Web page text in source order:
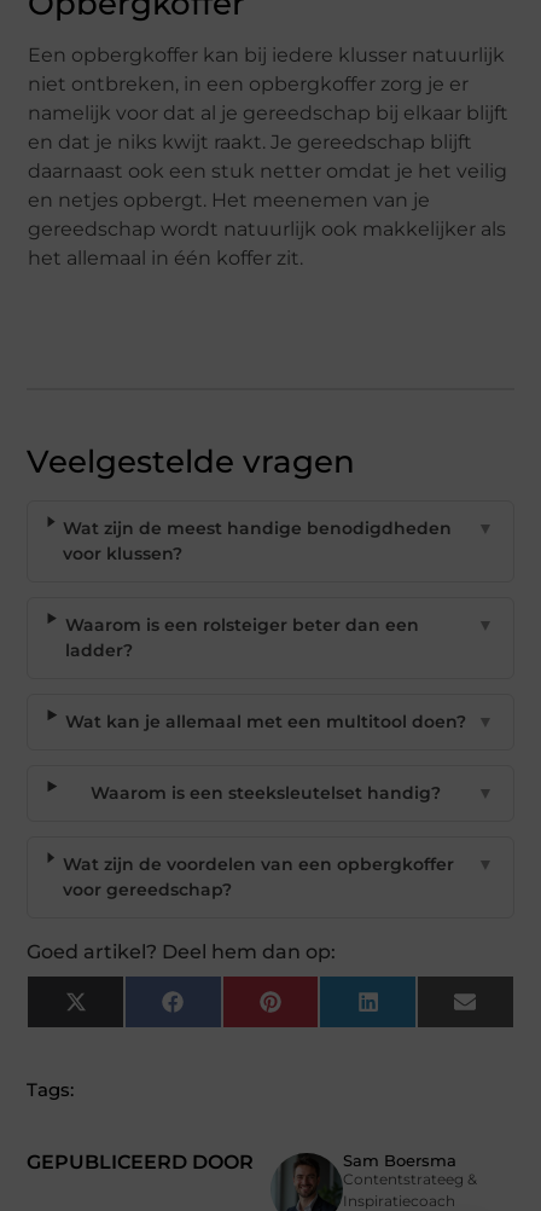
Een opbergkoffer kan bij iedere klusser natuurlijk
niet ontbreken, in een opbergkoffer zorg je er
namelijk voor dat al je gereedschap bij elkaar blijft
en dat je niks kwijt raakt. Je gereedschap blijft
daarnaast ook een stuk netter omdat je het veilig
en netjes opbergt. Het meenemen van je
gereedschap wordt natuurlijk ook makkelijker als
het allemaal in één koffer zit.
Veelgestelde vragen
Wat zijn de meest handige benodigdheden
voor klussen?
▼
Waarom is een rolsteiger beter dan een
ladder?
▼
Wat kan je allemaal met een multitool doen? ▼
Waarom is een steeksleutelset handig? ▼
Wat zijn de voordelen van een opbergkoffer
voor gereedschap?
▼
Goed artikel? Deel hem dan op:
X
(Twitter)
Facebook Pinterest LinkedIn Email
GEPUBLICEERD DOOR Sam Boersma
Contentstrateeg &
Inspiratiecoach
Tags: